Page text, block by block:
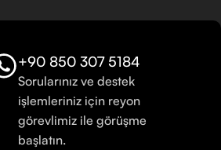
+90 850 307 5184
Sorularınız ve destek
işlemleriniz için reyon
görevlimiz ile görüşme
başlatın.